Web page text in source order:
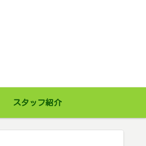
スタッフ紹介